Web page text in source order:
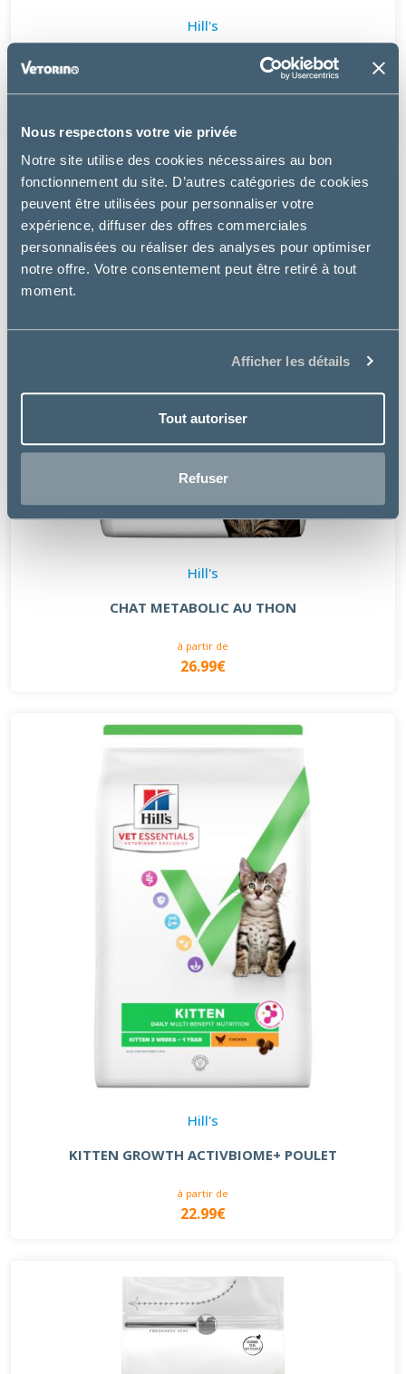
Nous respectons votre vie privée
Notre site utilise des cookies nécessaires au bon
fonctionnement du site. D’autres catégories de cookies
peuvent être utilisées pour personnaliser votre
expérience, diffuser des offres commerciales
personnalisées ou réaliser des analyses pour optimiser
notre offre. Votre consentement peut être retiré à tout
moment.
Afficher les détails
Tout autoriser
Refuser
Hill's
CHAT Y/D THYROID
à partir de
Hill's
CHAT METABOLIC AU THON
à partir de
26.99€
Hill's
KITTEN GROWTH ACTIVBIOME+ POULET
à partir de
22.99€